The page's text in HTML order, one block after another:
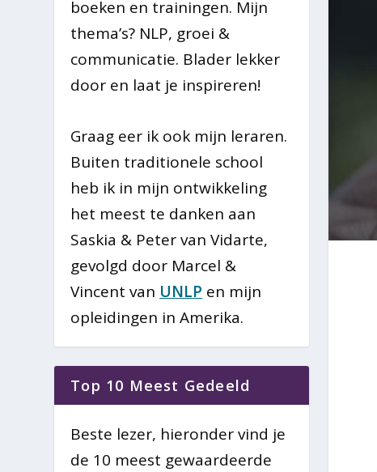
boeken en trainingen. Mijn
thema’s? NLP, groei &
communicatie. Blader lekker
door en laat je inspireren!
Graag eer ik ook mijn leraren.
Buiten traditionele school
heb ik in mijn ontwikkeling
het meest te danken aan
Saskia & Peter van Vidarte,
gevolgd door Marcel &
Vincent van UNLP en mijn
opleidingen in Amerika.
Top 10 Meest Gedeeld
Beste lezer, hieronder vind je
de 10 meest gewaardeerde